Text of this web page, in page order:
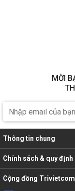
MỜI
Thông tin chung
Chính sách & quy định
Cộng đồng